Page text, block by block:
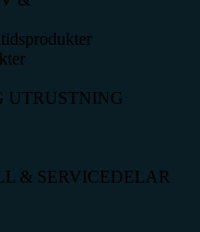
UTRUSTNING
& SERVICEDELAR